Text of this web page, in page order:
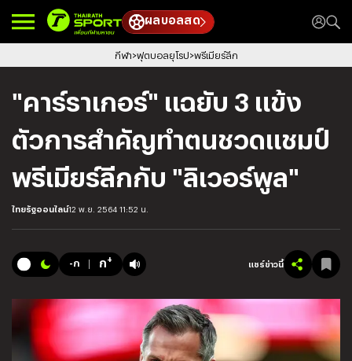
ผลบอลสด
กีฬา ฟุตบอลยุโรป พรีเมียร์ลีก
"คาร์ราเกอร์" แฉยับ 3 แข้ง
ตัวการสำคัญทำตนชวดแชมป์
พรีเมียร์ลีกกับ "ลิเวอร์พูล"
ไทยรัฐออนไลน์12 พ.ย. 2564 11:52 น.
-ก ก+ แชร์ข่าวนี้